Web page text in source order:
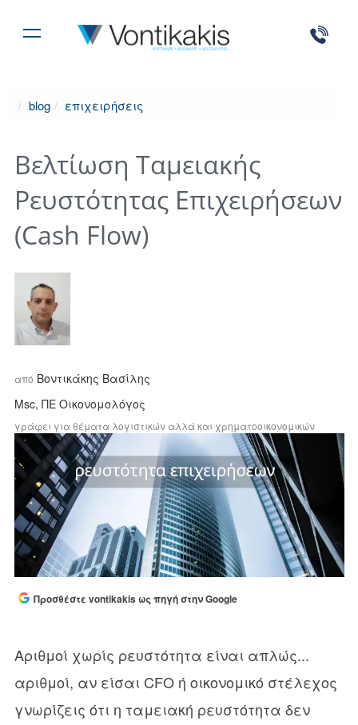
blog επιχειρήσεις
Βελτίωση Ταμειακής
Ρευστότητας Επιχειρήσεων
(Cash Flow)
από Βοντικάκης Bασίλης
Msc, ΠΕ Οικονομολόγος
γράφει για θέματα λογιστικών αλλά και χρηματοοικονομικών
Προσθέστε vontikakis ως πηγή στην Google
Αριθμοί χωρίς ρευστότητα είναι απλώς...
αριθμοί, αν είσαι CFO ή οικονομικό στέλεχος
γνωρίζεις ότι η ταμειακή ρευστότητα δεν